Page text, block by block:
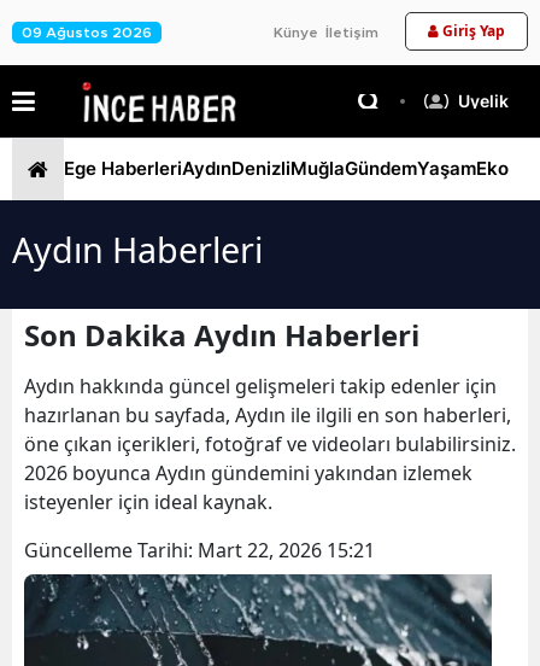
09 Ağustos 2026 Künye İletişim Giriş Yap
Üyelik
Ege HaberleriAydınDenizliMuğlaGündemYaşam
Aydın Haberleri
Son Dakika Aydın Haberleri
Aydın hakkında güncel gelişmeleri takip edenler için
hazırlanan bu sayfada, Aydın ile ilgili en son haberleri,
öne çıkan içerikleri, fotoğraf ve videoları bulabilirsiniz.
2026 boyunca Aydın gündemini yakından izlemek
isteyenler için ideal kaynak.
Güncelleme Tarihi: Mart 22, 2026 15:21